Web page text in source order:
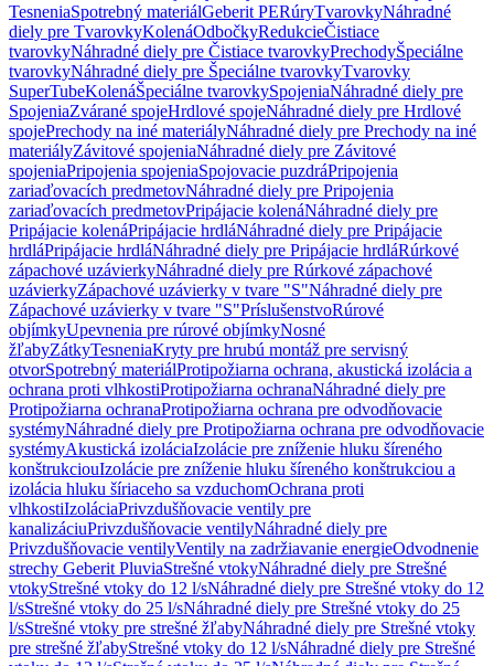
TesneniaSpotrebný materiálGeberit PERúryTvarovkyNáhradné
diely pre TvarovkyKolenáOdbočkyRedukcieČistiace
tvarovkyNáhradné diely pre Čistiace tvarovkyPrechodyŠpeciálne
tvarovkyNáhradné diely pre Špeciálne tvarovkyTvarovky
SuperTubeKolenáŠpeciálne tvarovkySpojeniaNáhradné diely pre
SpojeniaZvárané spojeHrdlové spojeNáhradné diely pre Hrdlové
spojePrechody na iné materiályNáhradné diely pre Prechody na iné
materiályZávitové spojeniaNáhradné diely pre Závitové
spojeniaPripojenia spojeniaSpojovacie puzdráPripojenia
zariaďovacích predmetovNáhradné diely pre Pripojenia
zariaďovacích predmetovPripájacie kolenáNáhradné diely pre
Pripájacie kolenáPripájacie hrdláNáhradné diely pre Pripájacie
hrdláPripájacie hrdláNáhradné diely pre Pripájacie hrdláRúrkové
zápachové uzávierkyNáhradné diely pre Rúrkové zápachové
uzávierkyZápachové uzávierky v tvare "S"Náhradné diely pre
Zápachové uzávierky v tvare "S"PríslušenstvoRúrové
objímkyUpevnenia pre rúrové objímkyNosné
žľabyZátkyTesneniaKryty pre hrubú montáž pre servisný
otvorSpotrebný materiálProtipožiarna ochrana, akustická izolácia a
ochrana proti vlhkostiProtipožiarna ochranaNáhradné diely pre
Protipožiarna ochranaProtipožiarna ochrana pre odvodňovacie
systémyNáhradné diely pre Protipožiarna ochrana pre odvodňovacie
systémyAkustická izoláciaIzolácie pre zníženie hluku šíreného
konštrukciouIzolácie pre zníženie hluku šíreného konštrukciou a
izolácia hluku šíriaceho sa vzduchomOchrana proti
vlhkostiIzoláciaPrivzdušňovacie ventily pre
kanalizáciuPrivzdušňovacie ventilyNáhradné diely pre
Privzdušňovacie ventilyVentily na zadržiavanie energieOdvodnenie
strechy Geberit PluviaStrešné vtokyNáhradné diely pre Strešné
vtokyStrešné vtoky do 12 l/sNáhradné diely pre Strešné vtoky do 12
l/sStrešné vtoky do 25 l/sNáhradné diely pre Strešné vtoky do 25
l/sStrešné vtoky pre strešné žľabyNáhradné diely pre Strešné vtoky
pre strešné žľabyStrešné vtoky do 12 l/sNáhradné diely pre Strešné